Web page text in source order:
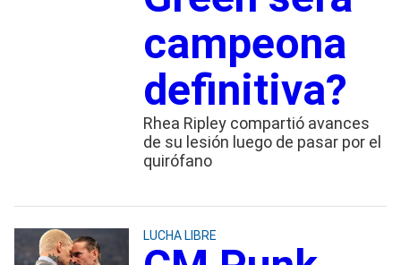
campeona
definitiva?
Rhea Ripley compartió avances
de su lesión luego de pasar por el
quirófano
LUCHA LIBRE